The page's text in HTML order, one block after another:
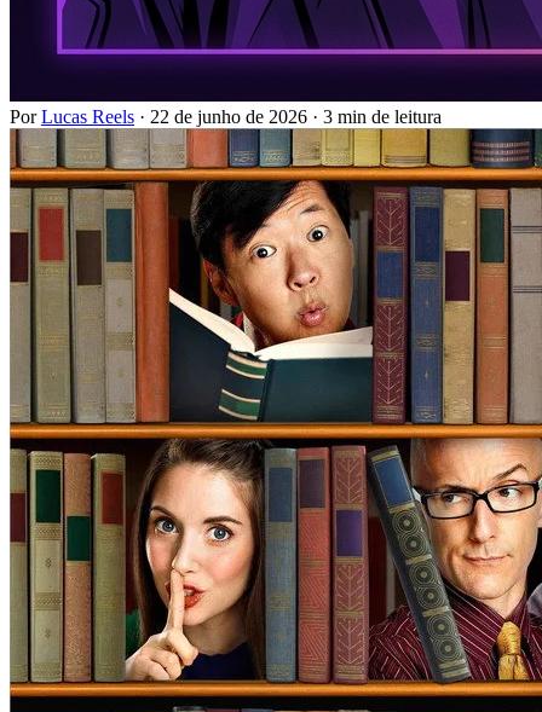
PorLucas Reels · 22 de junho de 2026 · 3 min de leitura